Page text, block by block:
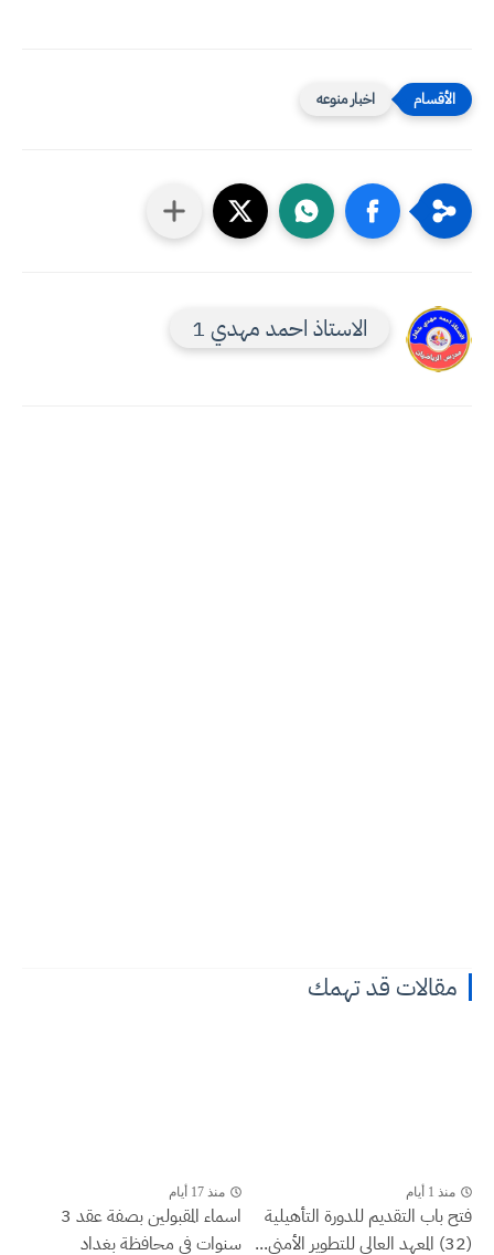
اخبار منوعه
الاستاذ احمد مهدي 1
مقالات قد تهمك
منذ 1 أيام
فتح باب التقديم للدورة التأهيلية
(32) المعهد العالي للتطوير الأمني...
منذ 17 أيام
اسماء المقبولين بصفة عقد 3
سنوات في محافظة بغداد